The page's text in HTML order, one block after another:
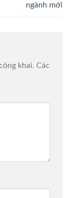
ngành mới
khai. Các